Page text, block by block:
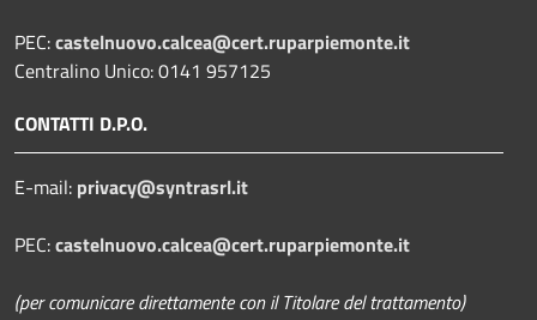
PEC:castelnuovo.calcea@cert.ruparpiemonte.it
Centralino Unico: 0141 957125
CONTATTI D.P.O.
E-mail: privacy@syntrasrl.it
PEC:castelnuovo.calcea@cert.ruparpiemonte.it
(per comunicare direttamente con il Titolare del trattamento)